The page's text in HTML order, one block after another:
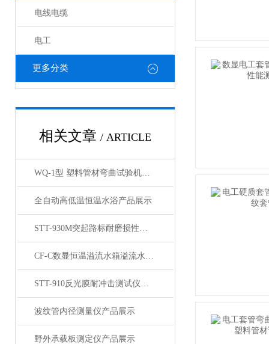
电线电缆
电工
更多分类
相关文章 / ARTICLE
WQ-1型 塑料管材弯曲试验机电工套管弯曲试验机产品展示
全自动高低温恒温水浴产品展示
STT-930M突起路标耐磨损性能试验仪产品展示
CF-C数显恒温溢流水箱溢流水槽展示
STT-910反光膜耐冲击测试仪产品展示
波纹管内径测量仪产品展示
野外承载板测定仪产品展示